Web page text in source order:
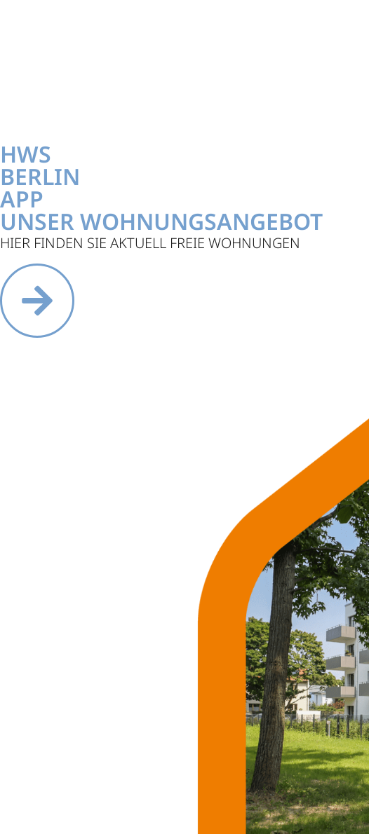
HWS
BERLIN
APP
UNSER WOHNUNGSANGEBOT
HIER FINDEN SIE AKTUELL FREIE WOHNUNGEN